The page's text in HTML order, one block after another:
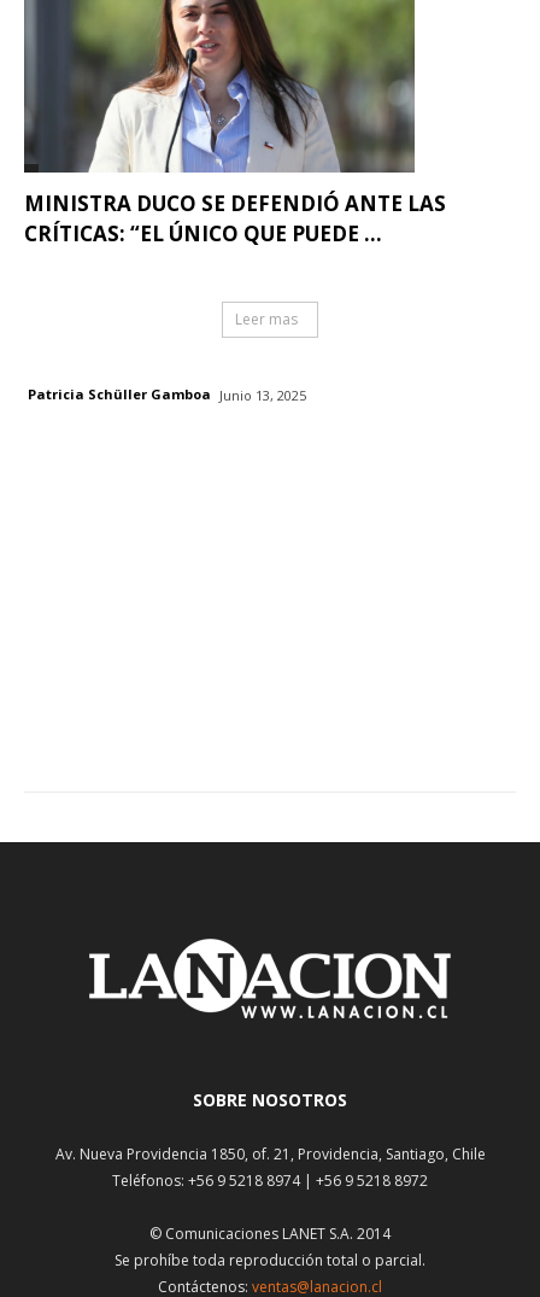
MINISTRA DUCO SE DEFENDIÓ ANTE LAS
CRÍTICAS: “EL ÚNICO QUE PUEDE ...
Leer mas
Patricia Schüller Gamboa Junio 13, 2025
SOBRE NOSOTROS
Av. Nueva Providencia 1850, of. 21, Providencia, Santiago, Chile
Teléfonos: +56 9 5218 8974 | +56 9 5218 8972
© Comunicaciones LANET S.A. 2014
Se prohíbe toda reproducción total o parcial.
Contáctenos: ventas@lanacion.cl